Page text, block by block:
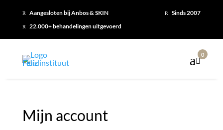
R Aangesloten bij Anbos & SKIN R Sinds 2007
R 22.000+ behandelingen uitgevoerd

0
Mijn account